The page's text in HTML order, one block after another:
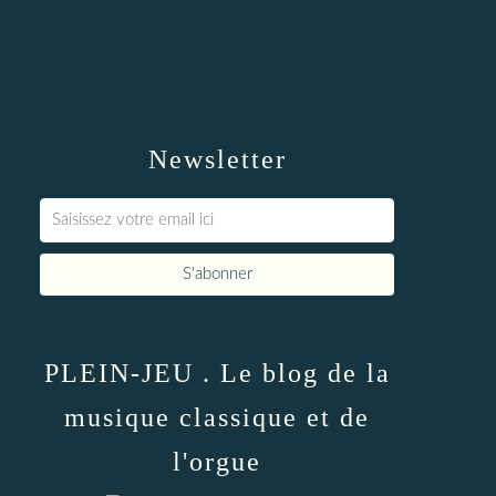
Newsletter
PLEIN-JEU . Le blog de la
musique classique et de
l'orgue